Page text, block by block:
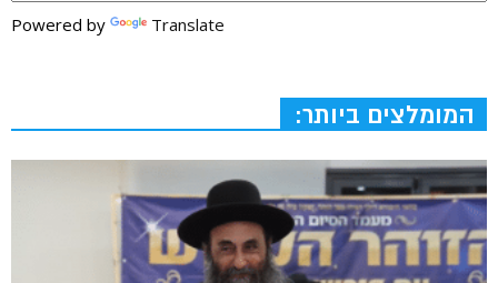
Powered by Translate
המומלצים ביותר: